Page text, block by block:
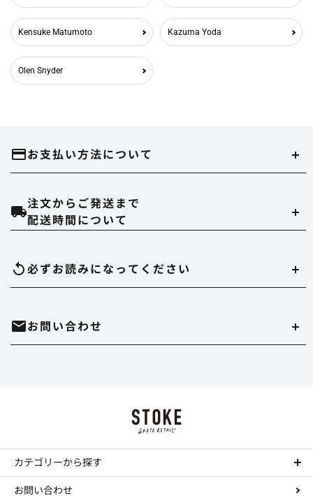
Kensuke Matumoto Kazuma Yoda
Olen Snyder
お支払い方法について
クレジットカード
当ストアでは、以下のクレジット会社をご利用いただけます。
代金引換
お振込み（三菱東京UFJ銀行宛先）
決済手数料は所定の銀行手数料となります。
注文からご発送まで
配送時間について
配達時間は午前（9～12時）、14～16時、16～18時、18～20時、19～21時
・到着日の指定の場合は、ご注文の3日後から7日後までお受けさせていただ
・配達店止めをご希望の場合は、振込か事前クレジットカード払いのみお受
けできます。
必ずお読みになって ください
在庫切れについて
正確を規するよう努力していますが、デッキサイズは個体差がありますし、
色に関してはそれぞれデバイスが違いますので完璧な再現は不可能です。多
少の誤差はご勘弁ください。 これらの理由の返品もお断りさせていただきま
す。
ステッカーについて
お問い合わせ
工賃について
コンプリートの組み立て、デッキテープの貼り付けをご希望の場合は工賃が
カテゴリーから探す
コンプリートデッキ
お問い合わせ